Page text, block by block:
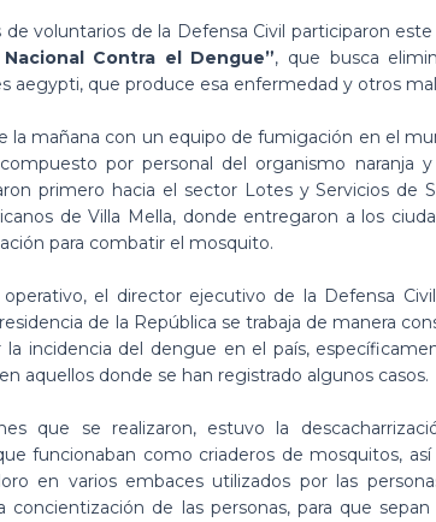
voluntarios de la Defensa Civil participaron
Nacional Contra el Dengue”, que busca
aegypti, que produce esa enfermedad y otros
la mañana con un equipo de fumigación en el
por personal del organismo naranja y
primero hacia el sector Lotes y Servicios de
de Villa Mella, donde entregaron a los
para combatir el mosquito.
el director ejecutivo de la Defensa
de la República se trabaja de manera
incidencia del dengue en el país,
aquellos donde se han registrado algunos casos.
que se realizaron, estuvo la
funcionaban como criaderos de mosquitos,
en varios embaces utilizados por las
concientización de las personas, para que